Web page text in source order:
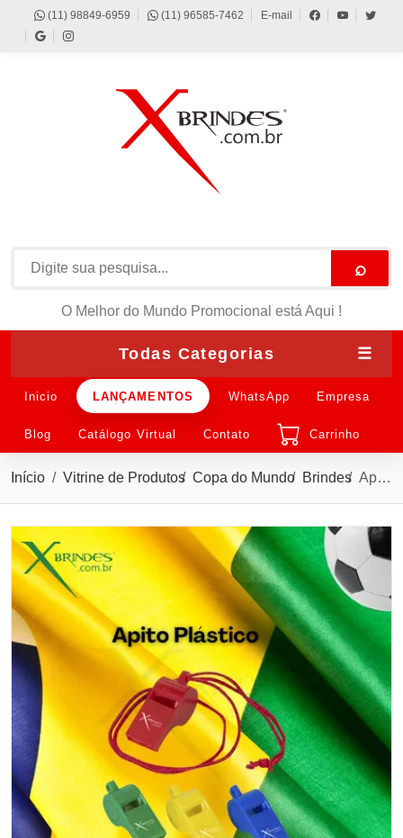
(11) 98849-6959 (11) 96585-7462 E-mail
⌕
O Melhor do Mundo Promocional está Aqui !
Todas Categorias ☰
Inicio LANÇAMENTOS WhatsApp Empresa
Blog Catálogo Virtual Contato Carrinho
Início Vitrine de Produtos Copa do Mundo Brindes Apito em Plástico Estilo Juiz personalizado X036STL